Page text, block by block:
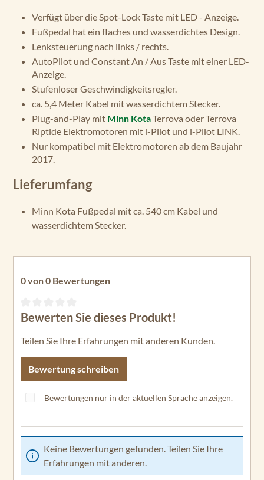
Verfügt über die Spot-Lock Taste mit LED - Anzeige.
Fußpedal hat ein flaches und wasserdichtes Design.
Lenksteuerung nach links / rechts.
AutoPilot und Constant An / Aus Taste mit einer LED-
Anzeige.
Stufenloser Geschwindigkeitsregler.
ca. 5,4 Meter Kabel mit wasserdichtem Stecker.
Plug-and-Play mit Minn KotaTerrova oder Terrova
Riptide Elektromotoren mit i-Pilot und i-Pilot LINK.
Nur kompatibel mit Elektromotoren ab dem Baujahr
2017.
Lieferumfang
Minn Kota Fußpedal mit ca. 540 cm Kabel und
wasserdichtem Stecker.
0 von 0 Bewertungen
Durchschnittliche Bewertung von 0 von 5 Sternen
Bewerten Sie dieses Produkt!
Teilen Sie Ihre Erfahrungen mit anderen Kunden.
Bewertung schreiben
Bewertungen nur in der aktuellen Sprache anzeigen.
Keine Bewertungen gefunden. Teilen Sie Ihre
Erfahrungen mit anderen.